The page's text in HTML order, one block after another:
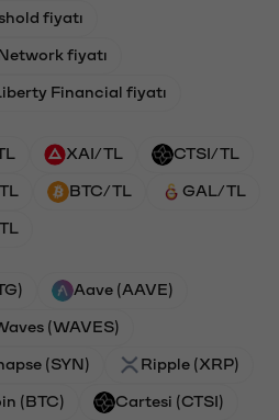
fiyatı
fiyatı
Financial fiyatı
XAI/TL CTSI/TL
BTC/TL GAL/TL
Aave (AAVE)
(WAVES)
(SYN) Ripple (XRP)
(BTC) Cartesi (CTSI)